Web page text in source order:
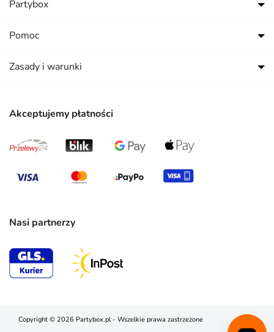
Akceptujemy płatności
Nasi partnerzy
Partybox
Pomoc
Zasady i warunki
Copyright © 2026 Partybox.pl - Wszelkie prawa zastrzeżone